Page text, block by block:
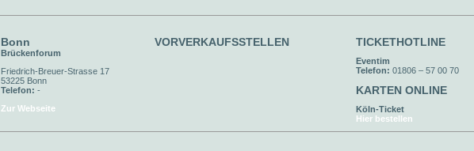
Bonn
Brückenforum
Friedrich-Breuer-Strasse 17
53225 Bonn
Telefon: -
Zur Webseite
VORVERKAUFSSTELLEN TICKETHOTLINE
Eventim
Telefon: 01806 – 57 00 70
KARTEN ONLINE
Köln-Ticket
Hier bestellen